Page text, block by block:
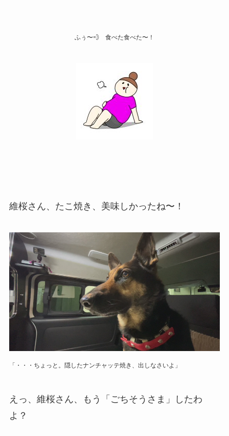
ふぅ〜💨 食べた食べた〜！
維桜さん、たこ焼き、美味しかったね〜！
「・・・ちょっと。隠したナンチャッテ焼き、出しなさいよ」
えっ、維桜さん、もう「ごちそうさま」したわ
よ？